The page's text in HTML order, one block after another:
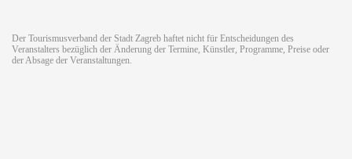
Der Tourismusverband der Stadt Zagreb haftet nicht für Entscheidungen des
Veranstalters bezüglich der Änderung der Termine, Künstler, Programme, Preise oder
der Absage der Veranstaltungen.